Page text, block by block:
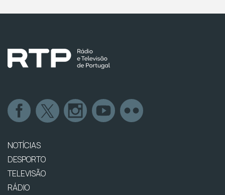
NOTÍCIAS
DESPORTO
TELEVISÃO
RÁDIO